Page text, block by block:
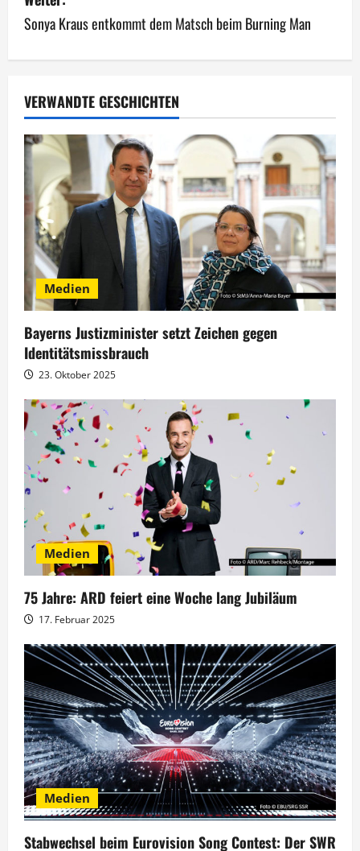
t
r
g
s
n
a
i
g
a
t
i
o
n
Sonya Kraus entkommt dem Matsch beim Burning Man
VERWANDTE GESCHICHTEN
Medien
Bayerns Justizminister setzt Zeichen gegen
Identitätsmissbrauch
23. Oktober 2025
Medien
75 Jahre: ARD feiert eine Woche lang Jubiläum
17. Februar 2025
Medien
Stabwechsel beim Eurovision Song Contest: Der SWR